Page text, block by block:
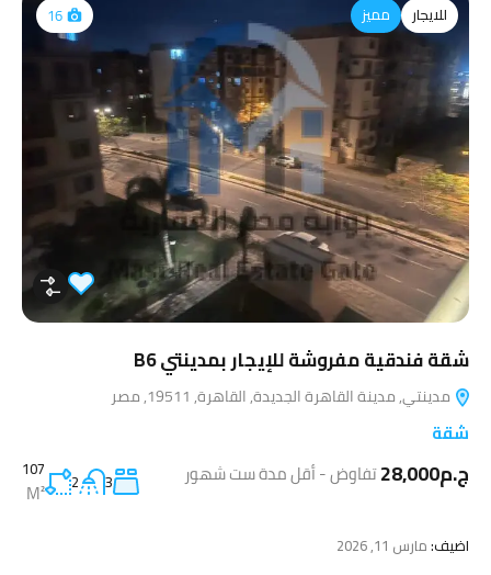
للايجار مميز 16
شقة فندقية مفروشة للإيجار بمدينتي B6
مدينتي, مدينة القاهرة الجديدة, القاهرة, 19511, مصر
شقة
ج.م28,000 تفاوض - أقل مدة ست شهور 3
2
107
M²
اضيف:مارس 11, 2026